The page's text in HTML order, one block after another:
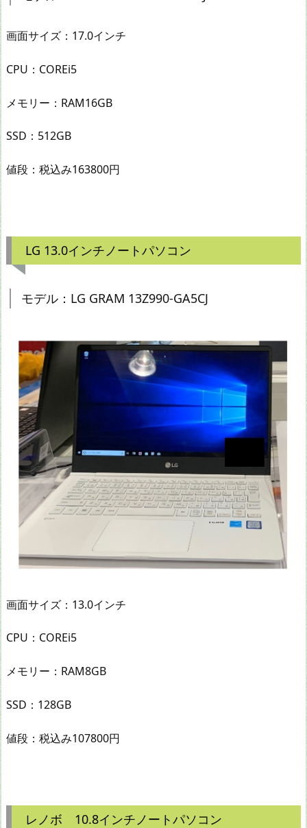
画面サイズ：17.0インチ
CPU：COREi5
メモリー：RAM16GB
SSD：512GB
値段：税込み163800円
LG 13.0インチノートパソコン
モデル：LG GRAM 13Z990-GA5CJ
画面サイズ：13.0インチ
CPU：COREi5
メモリー：RAM8GB
SSD：128GB
値段：税込み107800円
レノボ 10.8インチノートパソコン